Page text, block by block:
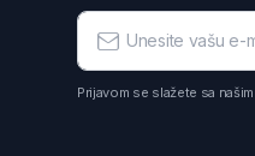
Prijavom se slažete sa našim